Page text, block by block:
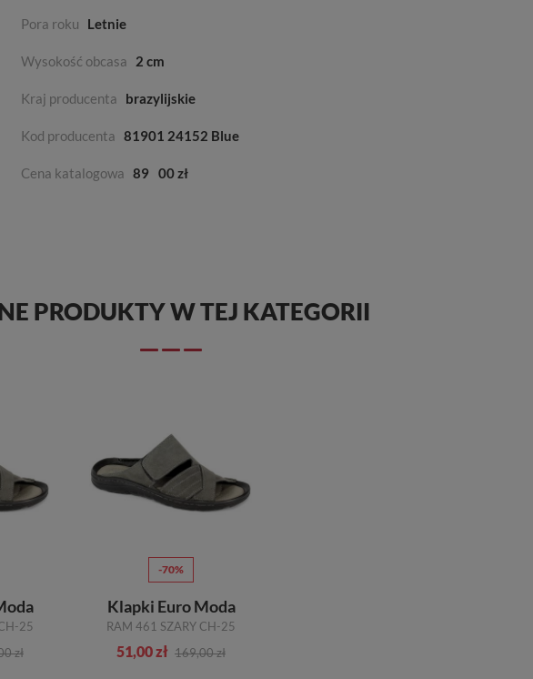
Pora roku Letnie
Wysokość obcasa 2 cm
Kraj producenta brazylijskie
Kod producenta 81901 24152 Blue
Cena katalogowa 89 00 zł
PRODUKTY W TEJ KATEGORII
25
zł
-70%
Klapki Euro Moda
RAM 461 SZARY CH-25
51,00 zł 169,00 zł